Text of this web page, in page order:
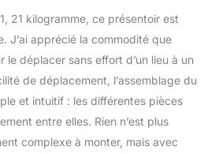
exceptionnel. Nous
confiants dans notre
présentoir à cupcakes à
plusieurs niveaux. Les
maintient à un angle
vue possible de chaque
gâteau.
21 kilogramme, ce présentoir est
J’ai apprécié la commodité que
le déplacer sans effort d’un lieu à un
de déplacement, l’assemblage du
et intuitif : les différentes pièces
entre elles. Rien n’est plus
complexe à monter, mais avec